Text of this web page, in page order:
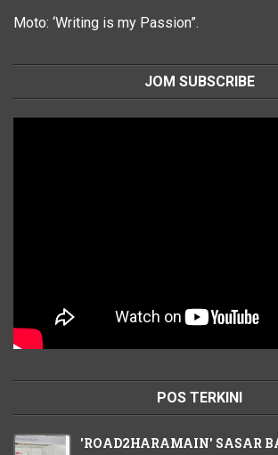
Moto: ‘Writing is my Passion”.
JOM SUBSCRIBE
POS TERKINI
'ROAD2HARAMAIN' SASAR